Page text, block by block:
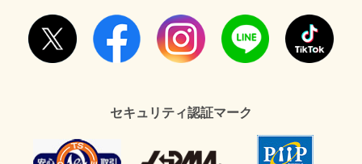
セキュリティ認証マーク